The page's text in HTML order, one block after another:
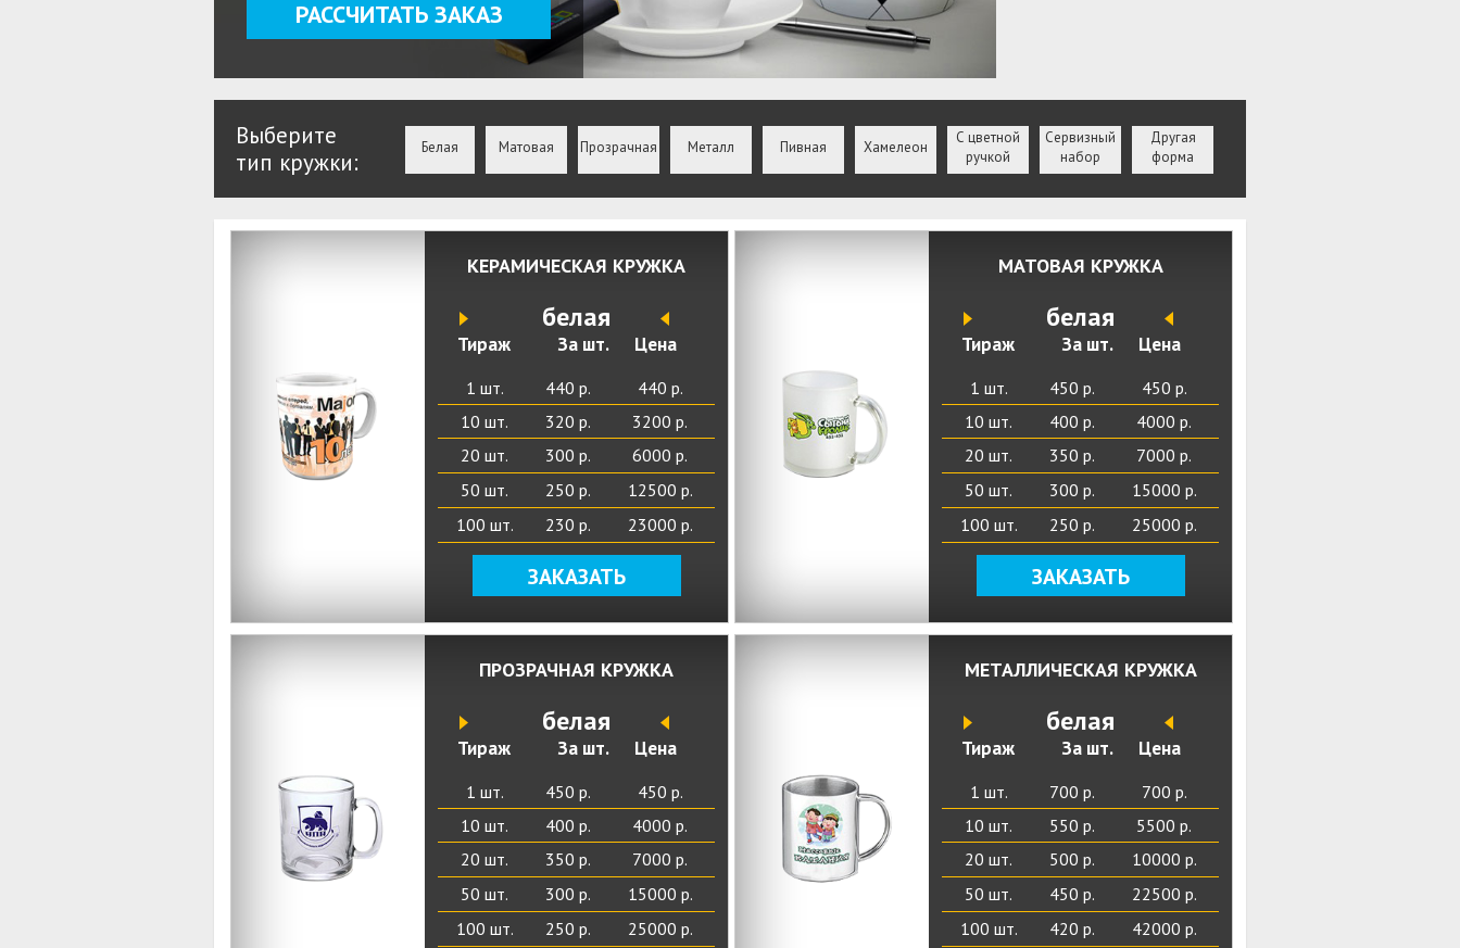
РАССЧИТАТЬ ЗАКАЗ
Выберите
тип кружки:
Белая Матовая Прозрачная Металл Пивная Хамелеон
С цветной
ручкой
Сервизный
набор
Другая
форма
КЕРАМИЧЕСКАЯ КРУЖКА
белая
Тираж За шт. Цена
1 шт. 440 р.
440 р.
10 шт.
320 р.
3200 р.
20 шт.
300 р.
6000 р.
50 шт.
250 р.
12500 р.
100 шт.
230 р. 23000 р.
ЗАКАЗАТЬ
МАТОВАЯ КРУЖКА
белая
Тираж За шт. Цена
1 шт. 450 р.
450 р.
10 шт.
400 р.
4000 р.
20 шт.
350 р.
7000 р.
50 шт.
300 р.
15000 р.
100 шт.
250 р. 25000 р.
ЗАКАЗАТЬ
ПРОЗРАЧНАЯ КРУЖКА
белая
Тираж За шт. Цена
1 шт. 450 р.
450 р.
10 шт.
400 р.
4000 р.
20 шт.
350 р.
7000 р.
50 шт.
300 р.
15000 р.
100 шт.
250 р. 25000 р.
МЕТАЛЛИЧЕСКАЯ КРУЖКА
белая
Тираж За шт. Цена
1 шт. 700 р.
700 р.
10 шт.
550 р.
5500 р.
20 шт.
500 р.
10000 р.
50 шт.
450 р.
22500 р.
100 шт.
420 р. 42000 р.